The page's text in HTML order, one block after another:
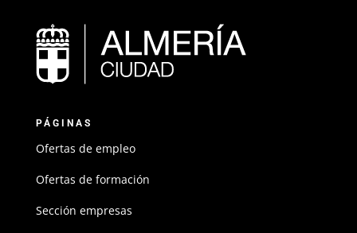
PÁGINAS
Ofertas de empleo
Ofertas de formación
Sección empresas